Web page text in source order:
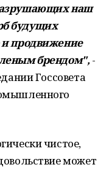
наш
будущих
и продвижение
брендом", -
Госсовета
чистое,
может